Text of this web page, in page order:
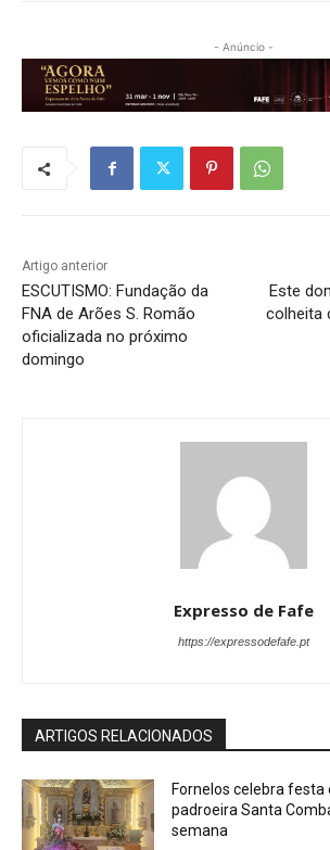
- Anúncio -
Artigo anterior
ESCUTISMO: Fundação da
FNA de Arões S. Romão
oficializada no próximo
domingo
Este
colheita
Expresso de Fafe
https://expressodefafe.pt
ARTIGOS RELACIONADOS
Fornelos celebra festa
padroeira Santa
semana